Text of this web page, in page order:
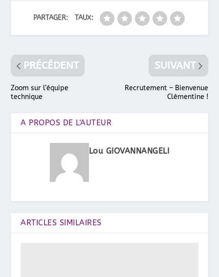
PARTAGER: TAUX:
PRÉCÉDENT
Zoom sur l’équipe
technique
SUIVANT
Recrutement – Bienvenue
Clémentine !
A PROPOS DE L'AUTEUR
Lou GIOVANNANGELI
ARTICLES SIMILAIRES